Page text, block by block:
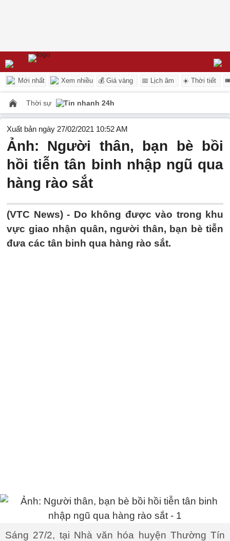
Mới nhất Xem nhiều 💰 Giá vàng 📅 Lịch âm ☀️ Thời tiết
Thời sự Tin nhanh 24h
Xuất bản ngày 27/02/2021 10:52 AM
Ảnh: Người thân, bạn bè bồi
hồi tiễn tân binh nhập ngũ qua
hàng rào sắt
(VTC News) - Do không được vào trong khu
vực giao nhận quân, người thân, bạn bè tiễn
đưa các tân binh qua hàng rào sắt.
Sáng 27/2, tại Nhà văn hóa huyện Thường Tín